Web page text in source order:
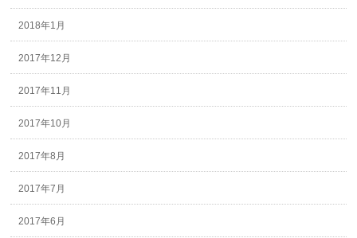
2018年1月
2017年12月
2017年11月
2017年10月
2017年8月
2017年7月
2017年6月